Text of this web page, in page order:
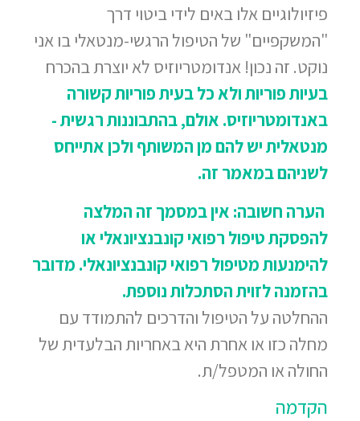
פיזיולוגיים אלו באים לידי ביטוי דרך
"המשקפיים" של הטיפול הרגשי-מנטאלי בו אני
נוקט. זה נכון! אנדומטריוזיס לא יוצרת בהכרח
בעיות פוריות ולא כל בעית פוריות קשורה
באנדומטריוזיס. אולם, בהתבוננות רגשית -
מנטאלית יש להם מן המשותף ולכן אתייחס
לשניהם במאמר זה.
הערה חשובה: אין במסמך זה המלצה
להפסקת טיפול רפואיקונבנציונאלי או
להימנעות מטיפול רפואי קונבנציונאלי. מדובר
בהזמנה לזוית הסתכלות נוספת.
ההחלטה על הטיפול והדרכים להתמודד עם
מחלה כזו או אחרת היא באחריות הבלעדית של
החולה או המטפל/ת.
הקדמה